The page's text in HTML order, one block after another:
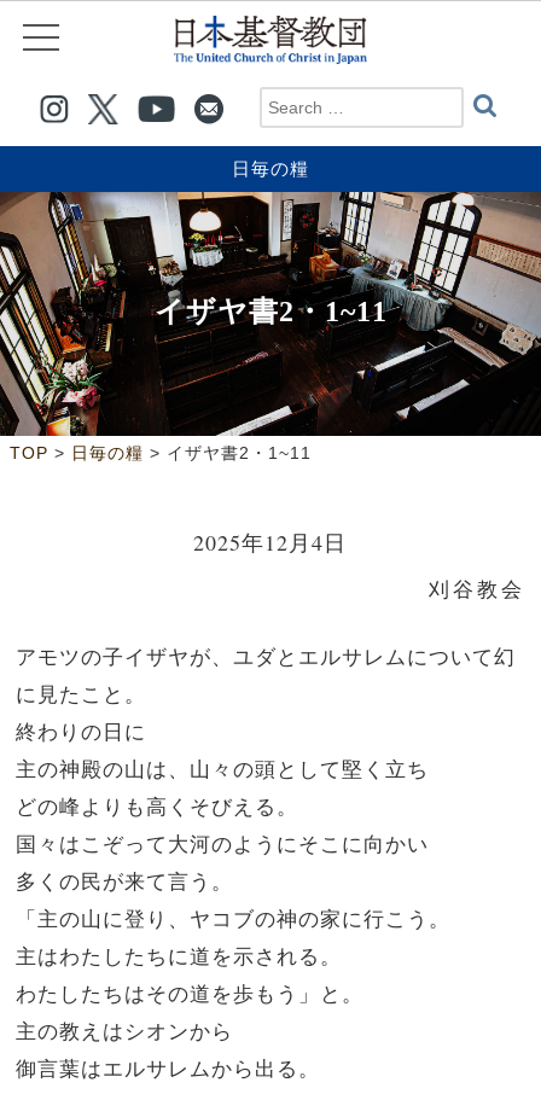
日毎の糧
イザヤ書2・1~11
TOP > 日毎の糧 > イザヤ書2・1~11
2025年12月4日
刈谷教会
アモツの子イザヤが、ユダとエルサレムについて幻
に見たこと。
終わりの日に
主の神殿の山は、山々の頭として堅く立ち
どの峰よりも高くそびえる。
国々はこぞって大河のようにそこに向かい
多くの民が来て言う。
「主の山に登り、ヤコブの神の家に行こう。
主はわたしたちに道を示される。
わたしたちはその道を歩もう」と。
主の教えはシオンから
御言葉はエルサレムから出る。